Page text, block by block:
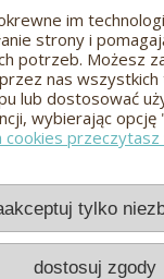
Pomoc
O nas
Płatności i
Kontakt
im
strony i
potrzeb. Możesz
nas wszystkich
lub dostosować
wybierając
cookies
tylko
dostosuj zgody